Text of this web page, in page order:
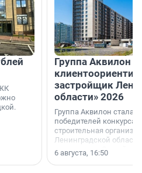
Группа Аквилон
застройщик
области» 2026
Группа Аквилон стала
победителей конкурса
строительная
Ленинградской области
номинации «Самый
застройщик
6 августа, 16:50